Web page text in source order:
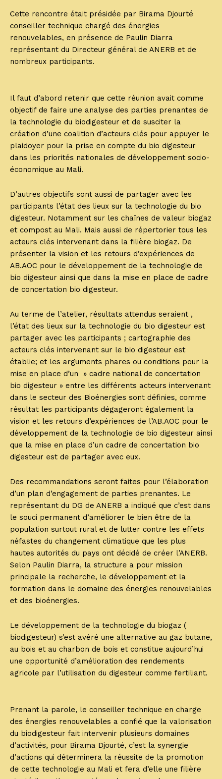
Cette rencontre était présidée par Birama Djourté
conseiller technique chargé des énergies
renouvelables, en présence de Paulin Diarra
représentant du Directeur général de ANERB et de
nombreux participants.
Il faut d’abord retenir que cette réunion avait comme
objectif de faire une analyse des parties prenantes de
la technologie du biodigesteur et de susciter la
création d’une coalition d’acteurs clés pour appuyer le
plaidoyer pour la prise en compte du bio digesteur
dans les priorités nationales de développement socio-
économique au Mali.
D’autres objectifs sont aussi de partager avec les
participants l’état des lieux sur la technologie du bio
digesteur. Notamment sur les chaînes de valeur biogaz
et compost au Mali. Mais aussi de répertorier tous les
acteurs clés intervenant dans la filière biogaz. De
présenter la vision et les retours d’expériences de
AB.AOC pour le développement de la technologie de
bio digesteur ainsi que dans la mise en place de cadre
de concertation bio digesteur.
Au terme de l’atelier, résultats attendus seraient ,
l’état des lieux sur la technologie du bio digesteur est
partager avec les participants ; cartographie des
acteurs clés intervenant sur le bio digesteur est
établie; et les arguments phares ou conditions pour la
mise en place d’un » cadre national de concertation
bio digesteur » entre les différents acteurs intervenant
dans le secteur des Bioénergies sont définies, comme
résultat les participants dégageront également la
vision et les retours d’expériences de l’AB.AOC pour le
développement de la technologie de bio digesteur ainsi
que la mise en place d’un cadre de concertation bio
digesteur est de partager avec eux.
Des recommandations seront faites pour l’élaboration
d’un plan d’engagement de parties prenantes. Le
représentant du DG de ANERB a indiqué que c’est dans
le souci permanent d’améliorer le bien être de la
population surtout rural et de lutter contre les effets
néfastes du changement climatique que les plus
hautes autorités du pays ont décidé de créer l’ANERB.
Selon Paulin Diarra, la structure a pour mission
principale la recherche, le développement et la
formation dans le domaine des énergies renouvelables
et des bioénergies.
Le développement de la technologie du biogaz (
biodigesteur) s’est avéré une alternative au gaz butane,
au bois et au charbon de bois et constitue aujourd’hui
une opportunité d’amélioration des rendements
agricole par l’utilisation du digesteur comme fertiliant.
Prenant la parole, le conseiller technique en charge
des énergies renouvelables a confié que la valorisation
du biodigesteur fait intervenir plusieurs domaines
d’activités, pour Birama Djourté, c’est la synergie
d’actions qui déterminera la réussite de la promotion
de cette technologie au Mali et fera d’elle une filière